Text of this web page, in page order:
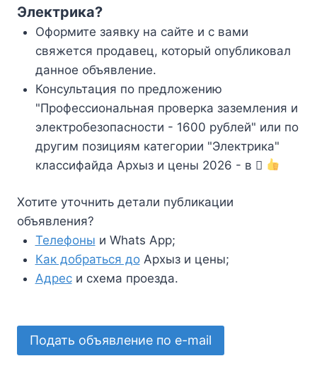
Электрика?
Оформите заявку на сайте и с вами
свяжется продавец, который опубликовал
данное объявление.
Консультация по предложению
"Профессиональная проверка заземления и
электробезопасности - 1600 рублей" или по
другим позициям категории "Электрика"
классифайда Архыз и цены 2026 - в
Хотите уточнить детали публикации
объявления?
Телефоны и Whats App;
Как добраться доАрхыз и цены;
Адреси схема проезда.
Подать объявление по e-mail